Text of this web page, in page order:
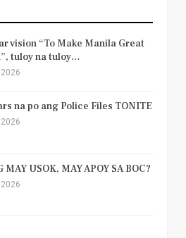
vision “To Make Manila Great
tuloy na tuloy…
na po ang Police Files TONITE
MAY USOK, MAY APOY SA BOC?